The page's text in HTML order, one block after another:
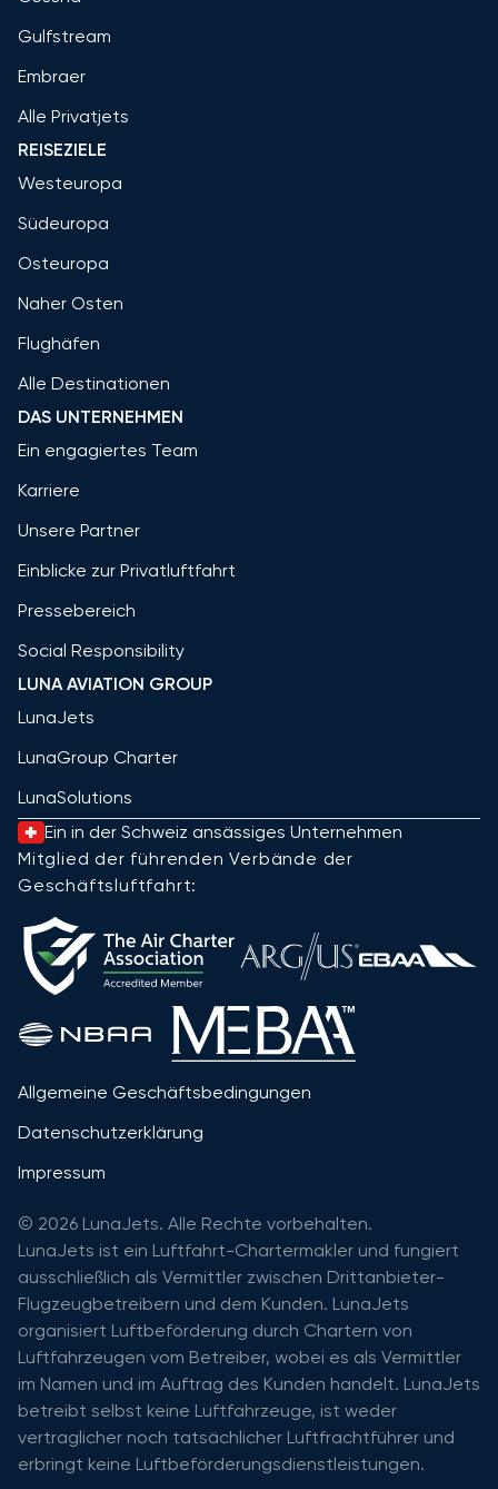
Gulfstream
Embraer
Alle Privatjets
REISEZIELE
Westeuropa
Südeuropa
Osteuropa
Naher Osten
Flughäfen
Alle Destinationen
DAS UNTERNEHMEN
Ein engagiertes Team
Karriere
Unsere Partner
Einblicke zur Privatluftfahrt
Pressebereich
Social Responsibility
LUNA AVIATION GROUP
LunaJets
LunaGroup Charter
LunaSolutions
Ein in der Schweiz ansässiges Unternehmen
Mitglied der führenden Verbände der
Geschäftsluftfahrt:
Allgemeine Geschäftsbedingungen
Datenschutzerklärung
Impressum
© 2026 LunaJets. Alle Rechte vorbehalten.
LunaJets ist ein Luftfahrt-Chartermakler und fungiert
ausschließlich als Vermittler zwischen Drittanbieter-
Flugzeugbetreibern und dem Kunden. LunaJets
organisiert Luftbeförderung durch Chartern von
Luftfahrzeugen vom Betreiber, wobei es als Vermittler
im Namen und im Auftrag des Kunden handelt. LunaJets
betreibt selbst keine Luftfahrzeuge, ist weder
vertraglicher noch tatsächlicher Luftfrachtführer und
erbringt keine Luftbeförderungsdienstleistungen.